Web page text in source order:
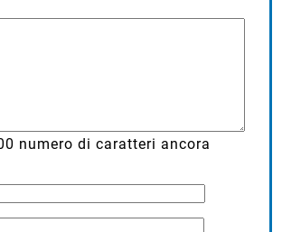
numero di caratteri ancora